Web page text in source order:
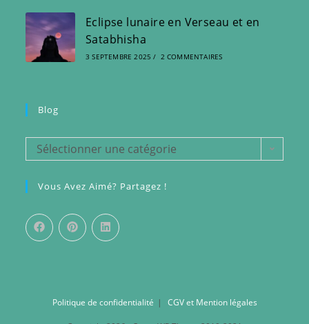
Eclipse lunaire en Verseau et en
Satabhisha
3 SEPTEMBRE 2025 / 2 COMMENTAIRES
Blog
Sélectionner une catégorie
Vous Avez Aimé? Partagez !
Politique de confidentialité CGV et Mention légales